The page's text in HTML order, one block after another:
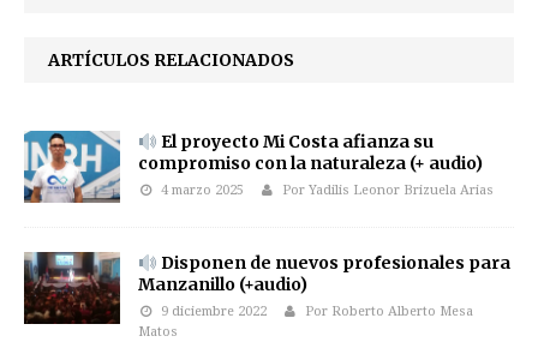
ARTÍCULOS RELACIONADOS
El proyecto Mi Costa afianza su
compromiso con la naturaleza (+ audio)
4 marzo 2025 Por Yadilis Leonor Brizuela Arias
Disponen de nuevos profesionales para
Manzanillo (+audio)
9 diciembre 2022
Por Roberto Alberto Mesa
Matos